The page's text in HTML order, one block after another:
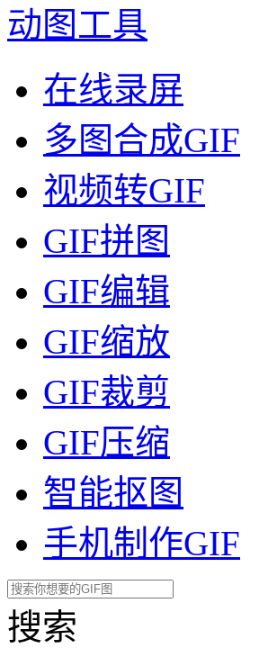
动图工具
在线录屏
多图合成GIF
视频转GIF
GIF拼图
GIF编辑
GIF缩放
GIF裁剪
GIF压缩
智能抠图
手机制作GIF
搜索